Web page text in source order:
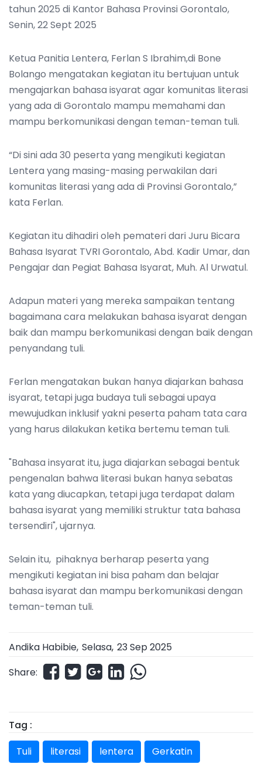
tahun 2025 di Kantor Bahasa Provinsi Gorontalo,
Senin, 22 Sept 2025
Ketua Panitia Lentera, Ferlan S Ibrahim,di Bone
Bolango mengatakan kegiatan itu bertujuan untuk
mengajarkan bahasa isyarat agar komunitas literasi
yang ada di Gorontalo mampu memahami dan
mampu berkomunikasi dengan teman-teman tuli.
“Di sini ada 30 peserta yang mengikuti kegiatan
Lentera yang masing-masing perwakilan dari
komunitas literasi yang ada di Provinsi Gorontalo,”
kata Ferlan.
Kegiatan itu dihadiri oleh pemateri dari Juru Bicara
Bahasa Isyarat TVRI Gorontalo, Abd. Kadir Umar, dan
Pengajar dan Pegiat Bahasa Isyarat, Muh. Al Urwatul.
Adapun materi yang mereka sampaikan tentang
bagaimana cara melakukan bahasa isyarat dengan
baik dan mampu berkomunikasi dengan baik dengan
penyandang tuli.
Ferlan mengatakan bukan hanya diajarkan bahasa
isyarat, tetapi juga budaya tuli sebagai upaya
mewujudkan inklusif yakni peserta paham tata cara
yang harus dilakukan ketika bertemu teman tuli.
"Bahasa insyarat itu, juga diajarkan sebagai bentuk
pengenalan bahwa literasi bukan hanya sebatas
kata yang diucapkan, tetapi juga terdapat dalam
bahasa isyarat yang memiliki struktur tata bahasa
tersendiri", ujarnya.
Selain itu, pihaknya berharap peserta yang
mengikuti kegiatan ini bisa paham dan belajar
bahasa isyarat dan mampu berkomunikasi dengan
teman-teman tuli.
Andika Habibie, Selasa, 23 Sep 2025
Share:
Tag :
Tuli
literasi lentera Gerkatin